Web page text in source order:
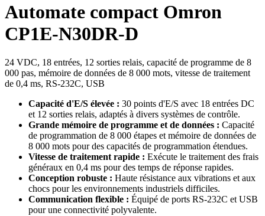
Automate compact Omron
CP1E-N30DR-D
24 VDC, 18 entrées, 12 sorties relais, capacité de programme de 8
000 pas, mémoire de données de 8 000 mots, vitesse de traitement
de 0,4 ms, RS-232C, USB
Capacité d'E/S élevée : 30 points d'E/S avec 18 entrées DC
et 12 sorties relais, adaptés à divers systèmes de contrôle.
Grande mémoire de programme et de données : Capacité
de programmation de 8 000 étapes et mémoire de données de
8 000 mots pour des capacités de programmation étendues.
Vitesse de traitement rapide : Exécute le traitement des frais
généraux en 0,4 ms pour des temps de réponse rapides.
Conception robuste : Haute résistance aux vibrations et aux
chocs pour les environnements industriels difficiles.
Communication flexible : Équipé de ports RS-232C et USB
pour une connectivité polyvalente.